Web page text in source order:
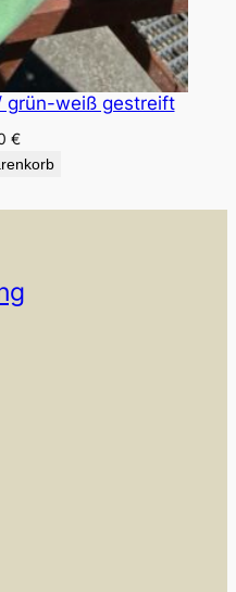
grün-weiß gestreift
€